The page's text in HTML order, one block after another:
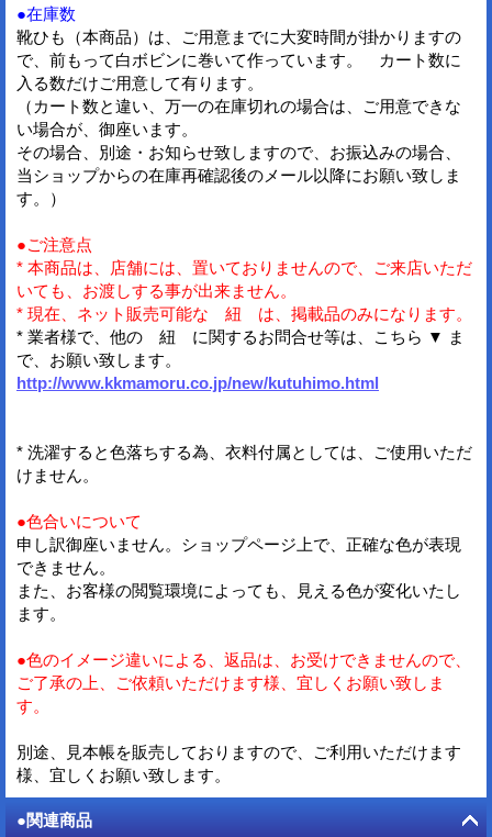
●在庫数
靴ひも（本商品）は、ご用意までに大変時間が掛かりますの
で、前もって白ボビンに巻いて作っています。 カート数に
入る数だけご用意して有ります。
（カート数と違い、万一の在庫切れの場合は、ご用意できな
い場合が、御座います。
その場合、別途・お知らせ致しますので、お振込みの場合、
当ショップからの在庫再確認後のメール以降にお願い致しま
す。）
●ご注意点
* 本商品は、店舗には、置いておりませんので、ご来店いただ
いても、お渡しする事が出来ません。
* 現在、ネット販売可能な 紐 は、掲載品のみになります。
* 業者様で、他の 紐 に関するお問合せ等は、こちら ▼ ま
で、お願い致します。
http://www.kkmamoru.co.jp/new/kutuhimo.html
* 洗濯すると色落ちする為、衣料付属としては、ご使用いただ
けません。
●色合いについて
申し訳御座いません。ショップページ上で、正確な色が表現
できません。
また、お客様の閲覧環境によっても、見える色が変化いたし
ます。
●色のイメージ違いによる、返品は、お受けできませんので、
ご了承の上、ご依頼いただけます様、宜しくお願い致しま
す。
別途、見本帳を販売しておりますので、ご利用いただけます
様、宜しくお願い致します。
●関連商品